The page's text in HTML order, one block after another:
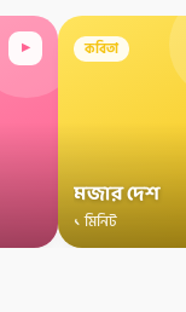
▸ কবিতা
মজার দেশ
১ মিনিট